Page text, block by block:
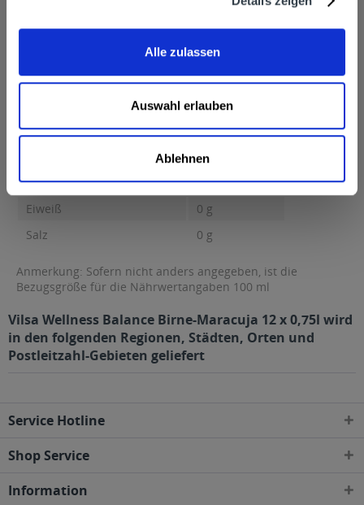
Alle zulassen
Auswahl erlauben
Ablehnen
Brennwert 28 kcal / 119 kJ Fett 0 g davon gesättigte Fettsäuren
mehr
Brennwert
28 kcal / 119 kJ
0 g
davon gesättigte Fettsäuren
0 g
6,7 g
davon Zucker
6,7 g
Eiweiß
0 g
Salz
0 g
Anmerkung: Sofern nicht anders angegeben, ist die
Bezugsgröße für die Nährwertangaben 100 ml
Vilsa Wellness Balance Birne-Maracuja 12 x 0,75l wird
in den folgenden Regionen, Städten, Orten und
Postleitzahl-Gebieten geliefert
Service Hotline
Shop Service
Information